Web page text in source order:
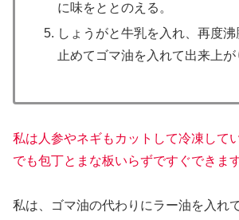
に味をととのえる。
しょうがと牛乳を入れ、再度
止めてゴマ油を入れて出来上が
私は人参やネギもカットして冷凍して
でも包丁とまな板いらずですぐできま
私は、ゴマ油の代わりにラー油を入れ